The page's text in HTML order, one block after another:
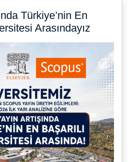
Türkiye’nin En
Arasındayız